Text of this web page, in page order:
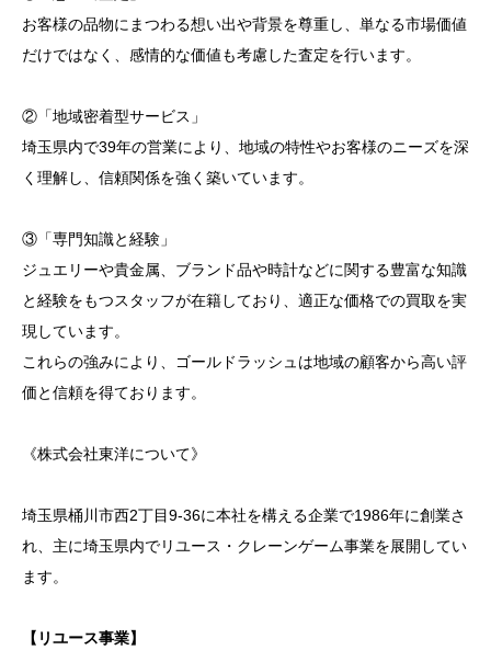
お客様の品物にまつわる想い出や背景を尊重し、単なる市場価値
だけではなく、感情的な価値も考慮した査定を行います。
②「地域密着型サービス」
埼玉県内で39年の営業により、地域の特性やお客様のニーズを深
く理解し、信頼関係を強く築いています。
③「専門知識と経験」
ジュエリーや貴金属、ブランド品や時計などに関する豊富な知識
と経験をもつスタッフが在籍しており、適正な価格での買取を実
現しています。
これらの強みにより、ゴールドラッシュは地域の顧客から高い評
価と信頼を得ております。
《株式会社東洋について》
埼玉県桶川市西2丁目9-36に本社を構える企業で1986年に創業さ
れ、主に埼玉県内でリユース・クレーンゲーム事業を展開してい
ます。
【リユース事業】